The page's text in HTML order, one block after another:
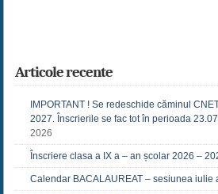
Articole recente
IMPORTANT ! Se redeschide căminul
2027. Înscrierile se fac tot în perioada
2026
Înscriere clasa a IX a – an școlar 2026 –
Calendar BACALAUREAT – sesiunea iulie